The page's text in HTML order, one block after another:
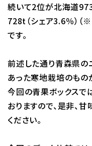
続いて2位が北海道
728t（シェア3.6％）（
です。
前述した通り青森県の
あった寒地栽培のもの
今回の青果ボックスで
おりますので、是非、
ください。